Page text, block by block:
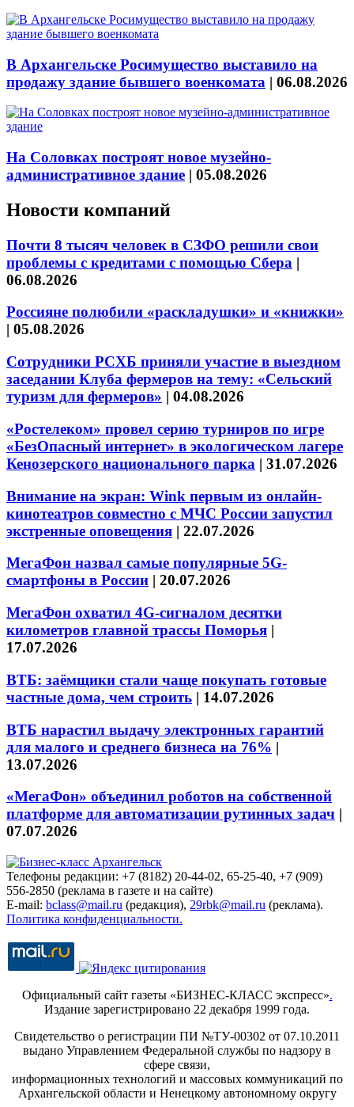
В Архангельске Росимущество выставило на
продажу здание бывшего военкомата | 06.08.2026
На Соловках построят новое музейно-
административное здание | 05.08.2026
Новости компаний
Почти 8 тысяч человек в СЗФО решили свои
проблемы с кредитами с помощью Сбера |
06.08.2026
Россияне полюбили «раскладушки» и «книжки»
| 05.08.2026
Сотрудники РСХБ приняли участие в выездном
заседании Клуба фермеров на тему: «Сельский
туризм для фермеров» | 04.08.2026
«Ростелеком» провел серию турниров по игре
«БезОпасный интернет» в экологическом лагере
Кенозерского национального парка | 31.07.2026
Внимание на экран: Wink первым из онлайн-
кинотеатров совместно с МЧС России запустил
экстренные оповещения | 22.07.2026
МегаФон назвал самые популярные 5G-
смартфоны в России | 20.07.2026
МегаФон охватил 4G-сигналом десятки
километров главной трассы Поморья |
17.07.2026
ВТБ: заёмщики стали чаще покупать готовые
частные дома, чем строить | 14.07.2026
ВТБ нарастил выдачу электронных гарантий
для малого и среднего бизнеса на 76% |
13.07.2026
«МегаФон» объединил роботов на собственной
платформе для автоматизации рутинных задач |
07.07.2026
Телефоны редакции: +7 (8182) 20-44-02, 65-25-40, +7 (909)
556-2850 (реклама в газете и на сайте)
E-mail: bclass@mail.ru (редакция), 29rbk@mail.ru (реклама).
Политика конфиденциальности.
Официальный сайт газеты «БИЗНЕС-КЛАСС экспресс».
Издание зарегистрировано 22 декабря 1999 года.
Свидетельство о регистрации ПИ №ТУ-00302 от 07.10.2011
выдано Управлением Федеральной службы по надзору в
сфере связи,
информационных технологий и массовых коммуникаций по
Архангельской области и Ненецкому автономному округу